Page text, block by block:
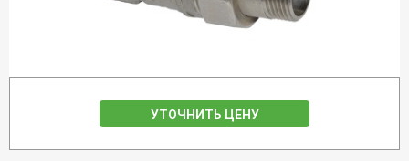
УТОЧНИТЬ ЦЕНУ